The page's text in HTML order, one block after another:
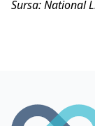
Sursa: National